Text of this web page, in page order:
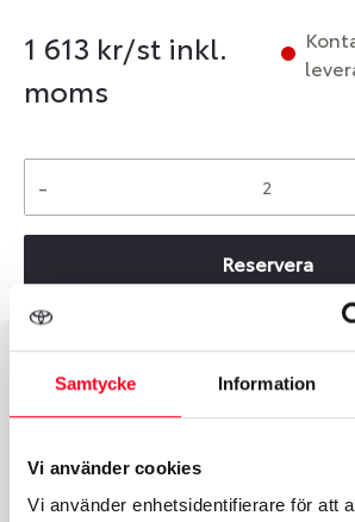
Samtycke Information
Vi använder cookies
Vi använder enhetsidentifierare för att
1 613 kr/st inkl.
moms
-
Reservera
Däcktyp
Sommar
Däckstorlek
195/45 R
2741